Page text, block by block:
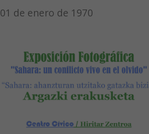
01 de enero de 1970